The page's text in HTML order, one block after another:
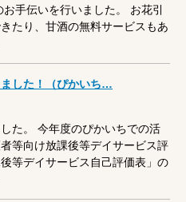
手伝いを行いました。 お花引
たり、甘酒の無料サービスもあ
した！（ぴかいち…
た。 今年度のぴかいちでの活
等向け放課後等デイサービス評
等デイサービス自己評価表」の